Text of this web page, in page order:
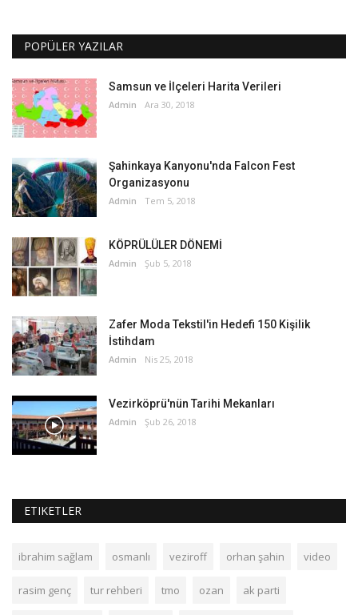
POPÜLER YAZILAR
Samsun ve İlçeleri Harita Verileri
Admin Ara 30, 2018
Şahinkaya Kanyonu'nda Falcon Fest
Organizasyonu
Admin Tem 5, 2018
KÖPRÜLÜLER DÖNEMİ
Admin Şub 5, 2018
Zafer Moda Tekstil'in Hedefi 150 Kişilik
İstihdam
Admin Nis 25, 2018
Vezirköprü'nün Tarihi Mekanları
Admin Şub 26, 2018
ETIKETLER
ibrahim sağlam osmanlı veziroff orhan şahin video
rasim genç tur rehberi tmo ozan ak parti